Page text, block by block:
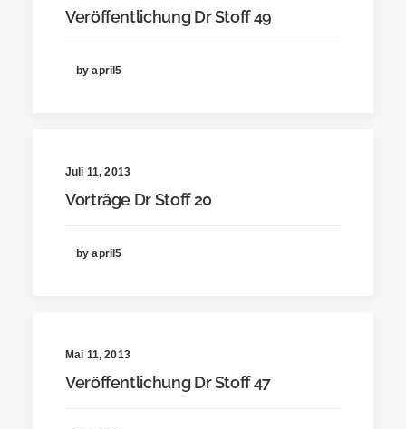
Veröffentlichung Dr Stoff 49
by april5
Juli 11, 2013
Vorträge Dr Stoff 20
by april5
Mai 11, 2013
Veröffentlichung Dr Stoff 47